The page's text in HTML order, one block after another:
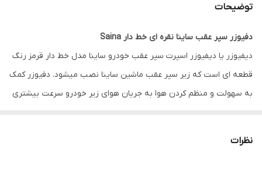
توضیحات
دفیوزر سپر عقب ساینا نقره ای خط دار Saina
دیفیوزر یا دیفیوزر اسپرت سپر عقب خودرو ساینا مدل خط دار قرمز رنگ
قطعه ای است که زیر سپر عقب ماشین ساینا نصب میشود. دفیوزر کمک
به سهولت و منظم کردن هوا به جریان هوای زیر خودرو سرعت بیشتری
وارد کند و در سرعت‌های بالا در جاده های پر پیچ و خم راحت تر حرکت
نظرات